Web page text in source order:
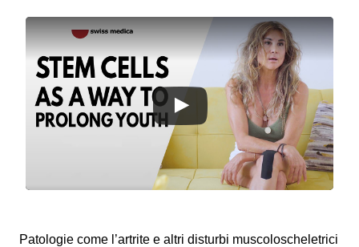
Patologie come l’artrite e altri disturbi muscoloscheletrici